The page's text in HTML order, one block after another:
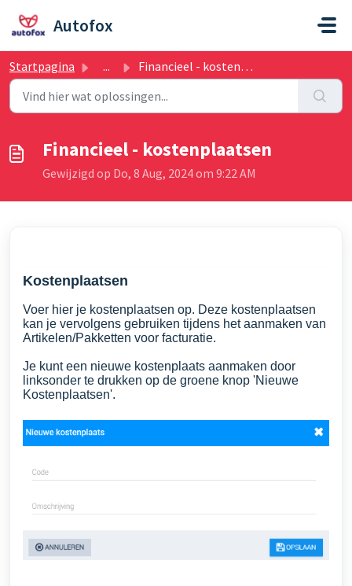
Autofox
Startpagina ... Financieel - kostenplaatsen
Financieel - kostenplaatsen
Gewijzigd op Do, 8 Aug, 2024 om 9:22 AM
Kostenplaatsen
Voer hier je kostenplaatsen op. Deze kostenplaatsen
kan je vervolgens gebruiken tijdens het aanmaken van
Artikelen/Pakketten voor facturatie.
Je kunt een nieuwe kostenplaats aanmaken door
linksonder te drukken op de groene knop 'Nieuwe
Kostenplaatsen'.